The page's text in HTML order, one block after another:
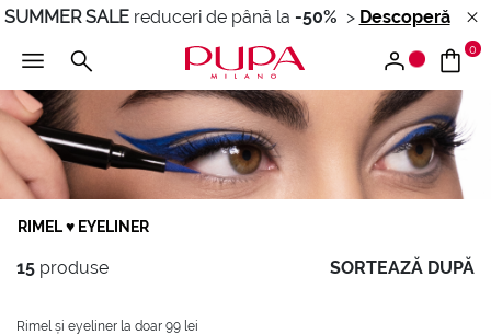
SUMMER SALEreduceri de până la -50% > Descoperă
0
RIMEL ♥ EYELINER
15 produse SORTEAZĂ DUPĂ
Rimel și eyeliner la doar 99 lei